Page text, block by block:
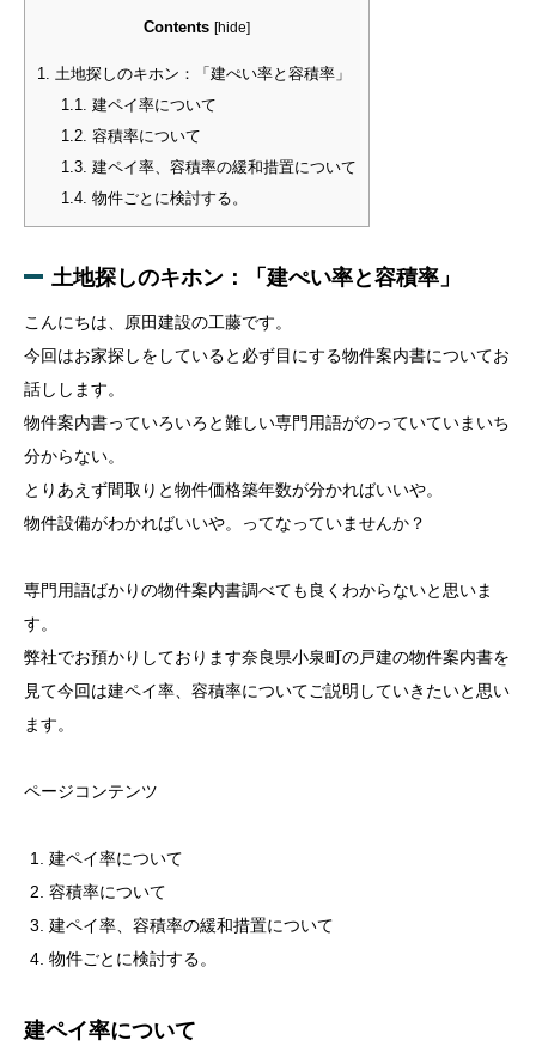
Contents [hide]
1. 土地探しのキホン：「建ぺい率と容積率」
1.1. 建ペイ率について
1.2. 容積率について
1.3. 建ペイ率、容積率の緩和措置について
1.4. 物件ごとに検討する。
土地探しのキホン：「建ぺい率と容積率」
こんにちは、原田建設の工藤です。
今回はお家探しをしていると必ず目にする物件案内書についてお
話しします。
物件案内書っていろいろと難しい専門用語がのっていていまいち
分からない。
とりあえず間取りと物件価格築年数が分かればいいや。
物件設備がわかればいいや。ってなっていませんか？
専門用語ばかりの物件案内書調べても良くわからないと思いま
す。
弊社でお預かりしております奈良県小泉町の戸建の物件案内書を
見て今回は建ペイ率、容積率についてご説明していきたいと思い
ます。
ページコンテンツ
建ペイ率について
容積率について
建ペイ率、容積率の緩和措置について
物件ごとに検討する。
建ペイ率について